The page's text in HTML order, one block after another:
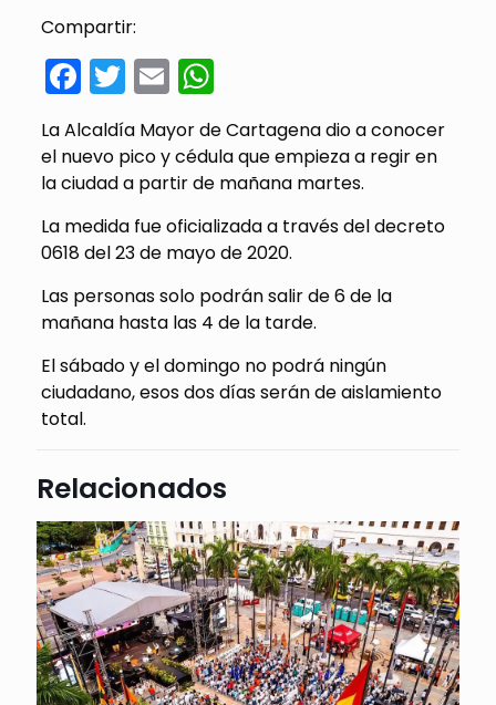
Compartir:
Facebook
Twitter
EmailWhatsApp
La Alcaldía Mayor de Cartagena dio a conocer
el nuevo pico y cédula que empieza a regir en
la ciudad a partir de mañana martes.
La medida fue oficializada a través del decreto
0618 del 23 de mayo de 2020.
Las personas solo podrán salir de 6 de la
mañana hasta las 4 de la tarde.
El sábado y el domingo no podrá ningún
ciudadano, esos dos días serán de aislamiento
total.
Relacionados